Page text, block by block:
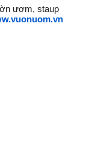
ươm, staup